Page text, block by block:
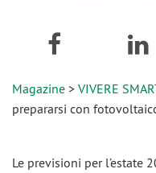
Magazine > VIVERE
prepararsi con
Le previsioni per l’estate